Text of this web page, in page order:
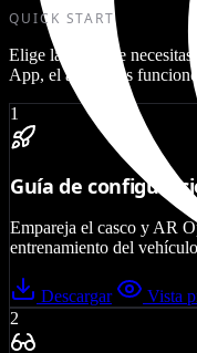
QUICK START
Elige la guía que
App, el ajuste, las
1
Guía de
Empareja el casco y AR
entrenamiento del
Descargar
Vista
2